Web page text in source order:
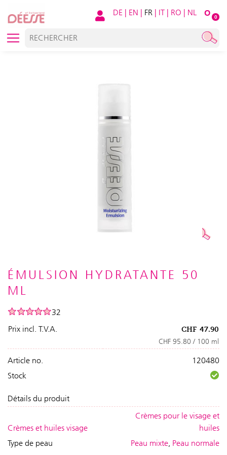
O 0
DE | EN | FR | IT | RO | NL
ÉMULSION HYDRATANTE 50
ML
32
Prix incl. T.V.A.
CHF 47.90
CHF 95.80 / 100 ml
Article no.
120480
Stock
Détails du produit
Crèmes et huiles visage
Crèmes pour le visage et
huiles
Type de peau
Peau mixte, Peau normale